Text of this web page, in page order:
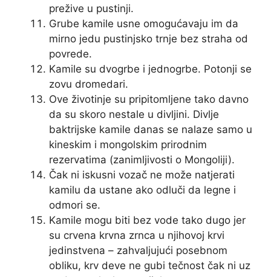
prežive u pustinji.
Grube kamile usne omogućavaju im da
mirno jedu pustinjsko trnje bez straha od
povrede.
Kamile su dvogrbe i jednogrbe. Potonji se
zovu dromedari.
Ove životinje su pripitomljene tako davno
da su skoro nestale u divljini. Divlje
baktrijske kamile danas se nalaze samo u
kineskim i mongolskim prirodnim
rezervatima (zanimljivosti o Mongoliji).
Čak ni iskusni vozač ne može natjerati
kamilu da ustane ako odluči da legne i
odmori se.
Kamile mogu biti bez vode tako dugo jer
su crvena krvna zrnca u njihovoj krvi
jedinstvena – zahvaljujući posebnom
obliku, krv deve ne gubi tečnost čak ni uz